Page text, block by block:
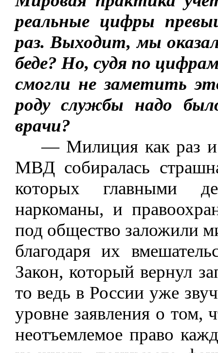
реальные цифры
раз. Выходит, мы
беде? Но, судя по
смогли не заметить
роду службы надо
врачи?
— Милиция как раз и
МВД собиралась
которых главными
наркоманы, и
под общество заложили
благодаря их
Закон, который вернул
то ведь в России уже
уровне заявления о том,
неотъемлемое право